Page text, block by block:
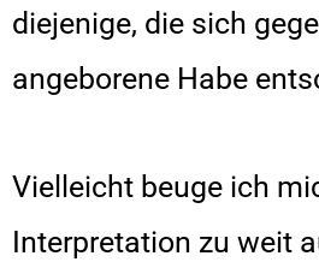
diejenige, die sich
angeborene Habe
Vielleicht beuge ich
Interpretation zu weit